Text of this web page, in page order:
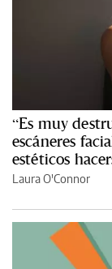
“Es muy
escáneres
estéticos
Laura O'Connor